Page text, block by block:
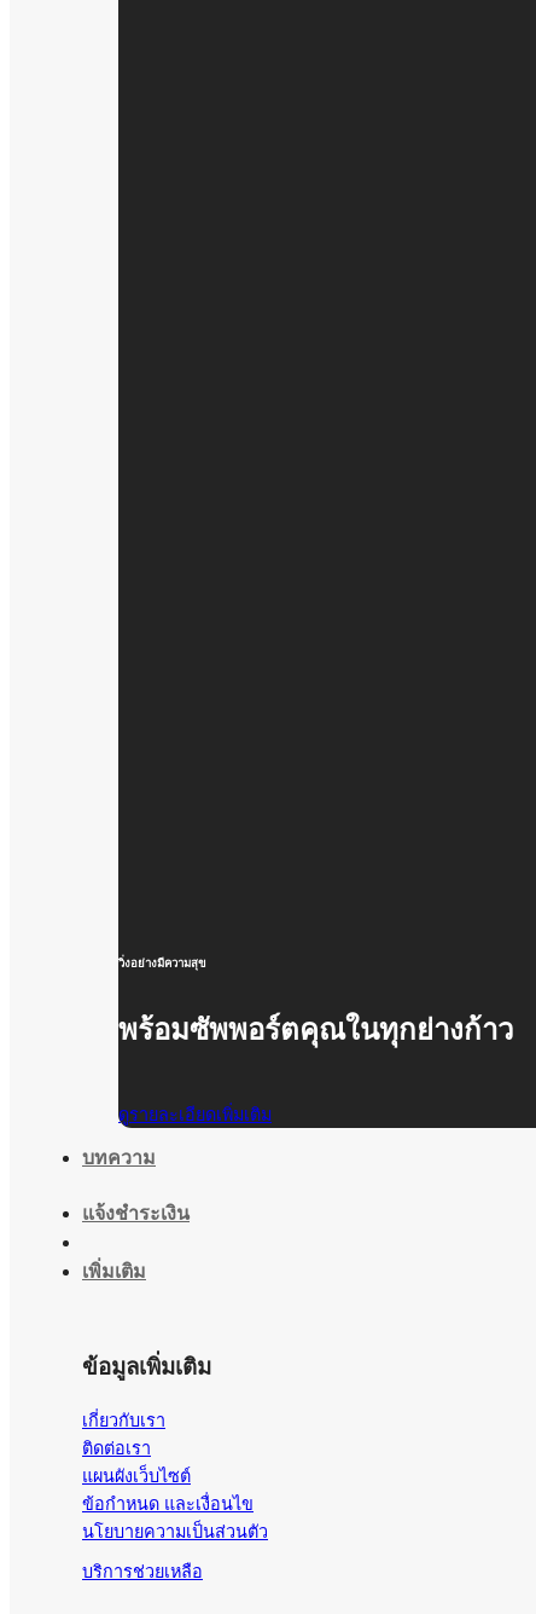
วิ่งอย่างมีความสุข
พร้อมซัพพอร์ตคุณในทุกย่างก้าว
ดูรายละเอียดเพิ่มเติม
บทความ
แจ้งชำระเงิน
เพิ่มเติม
ข้อมูลเพิ่มเติม
เกี่ยวกับเรา
ติดต่อเรา
แผนผังเว็บไซต์
ข้อกำหนด และเงื่อนไข
นโยบายความเป็นส่วนตัว
บริการช่วยเหลือ